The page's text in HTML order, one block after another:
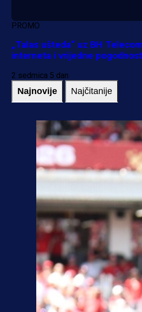
PROMO
„Talas ušteda“ uz BH
interneta i vrijedne
2 sedmica 5 dan
Najnovije Najčitanije